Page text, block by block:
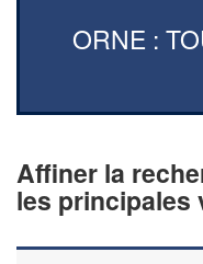
ORNE :
Affiner la
les principales